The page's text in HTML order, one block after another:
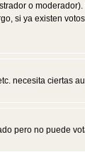
o
si ya existen
necesita ciertas
pero no puede